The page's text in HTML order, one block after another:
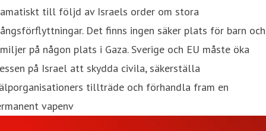
till följd av Israels order om stora
Det finns ingen säker plats för barn och
på någon plats i Gaza. Sverige och EU måste öka
på Israel att skydda civila, säkerställa
tillträde och förhandla fram en
vapenv